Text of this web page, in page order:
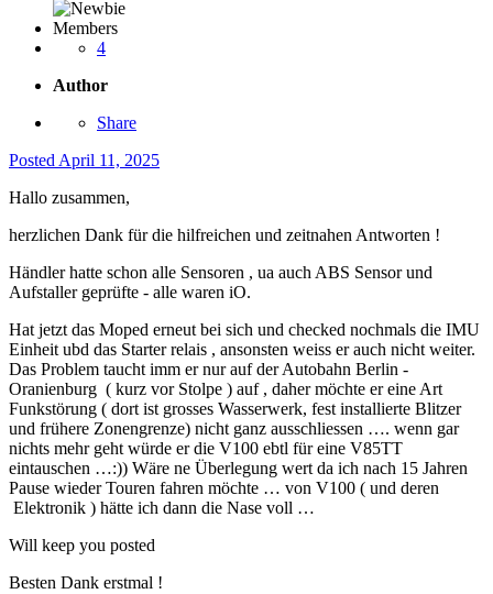
Members
4
Author
Share
Posted April 11, 2025
Hallo zusammen,
herzlichen Dank für die hilfreichen und zeitnahen Antworten !
Händler hatte schon alle Sensoren , ua auch ABS Sensor und
Aufstaller geprüfte - alle waren iO.
Hat jetzt das Moped erneut bei sich und checked nochmals die IMU
Einheit ubd das Starter relais , ansonsten weiss er auch nicht weiter.
Das Problem taucht imm er nur auf der Autobahn Berlin -
Oranienburg ( kurz vor Stolpe ) auf , daher möchte er eine Art
Funkstörung ( dort ist grosses Wasserwerk, fest installierte Blitzer
und frühere Zonengrenze) nicht ganz ausschliessen …. wenn gar
nichts mehr geht würde er die V100 ebtl für eine V85TT
eintauschen …:)) Wäre ne Überlegung wert da ich nach 15 Jahren
Pause wieder Touren fahren möchte … von V100 ( und deren
Elektronik ) hätte ich dann die Nase voll …
Will keep you posted
Besten Dank erstmal !